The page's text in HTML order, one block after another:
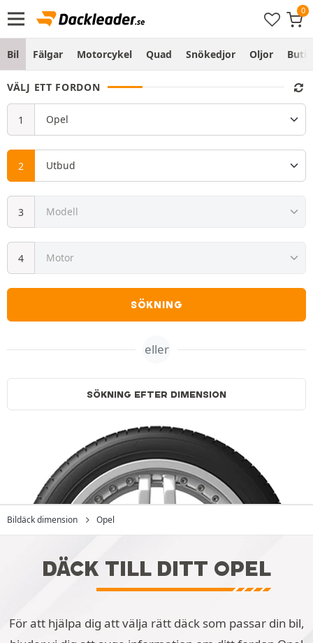
Bil Fälgar Motorcykel Quad Snökedjor Oljor Butik
VÄLJ ETT FORDON
SÖKNING
eller
SÖKNING EFTER DIMENSION
Bildäck dimension Opel
DÄCK TILL DITT OPEL
För att hjälpa dig att välja rätt däck som passar din bil,